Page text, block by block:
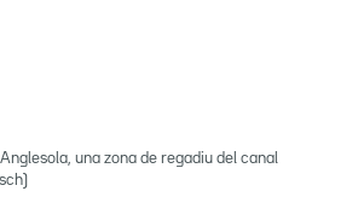
una zona de regadiu del canal